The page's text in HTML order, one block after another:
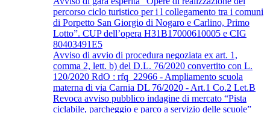
percorso ciclo turistico per i l collegamento tra i comuni
di Porpetto San Giorgio di Nogaro e Carlino, Primo
Lotto”. CUP dell’opera H31B17000610005 e CIG
80403491E5
Avviso di avvio di procedura negoziata ex art. 1,
comma 2, lett. b) del D.L. 76/2020 convertito con L.
120/2020 RdO : rfq_22966 - Ampliamento scuola
materna di via Carnia DL 76/2020 - Art.1 Co.2 Let.B
Revoca avviso pubblico indagine di mercato “Pista
ciclabile, parcheggio e parco a servizio delle scuole”